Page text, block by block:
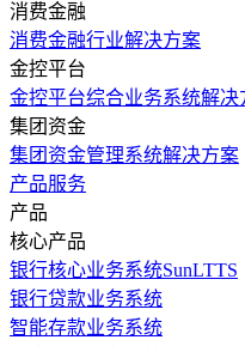
消费金融
消费金融行业解决方案
金控平台
金控平台综合业务系统解决
集团资金
集团资金管理系统解决方案
产品服务
产品
核心产品
银行核心业务系统SunLTTS
银行贷款业务系统
智能存款业务系统